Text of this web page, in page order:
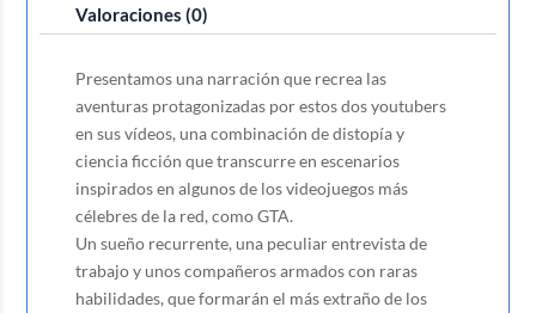
Valoraciones (0)
Presentamos una narración que recrea las
aventuras protagonizadas por estos dos youtubers
en sus vídeos, una combinación de distopía y
ciencia ficción que transcurre en escenarios
inspirados en algunos de los videojuegos más
célebres de la red, como GTA.
Un sueño recurrente, una peculiar entrevista de
trabajo y unos compañeros armados con raras
habilidades, que formarán el más extraño de los